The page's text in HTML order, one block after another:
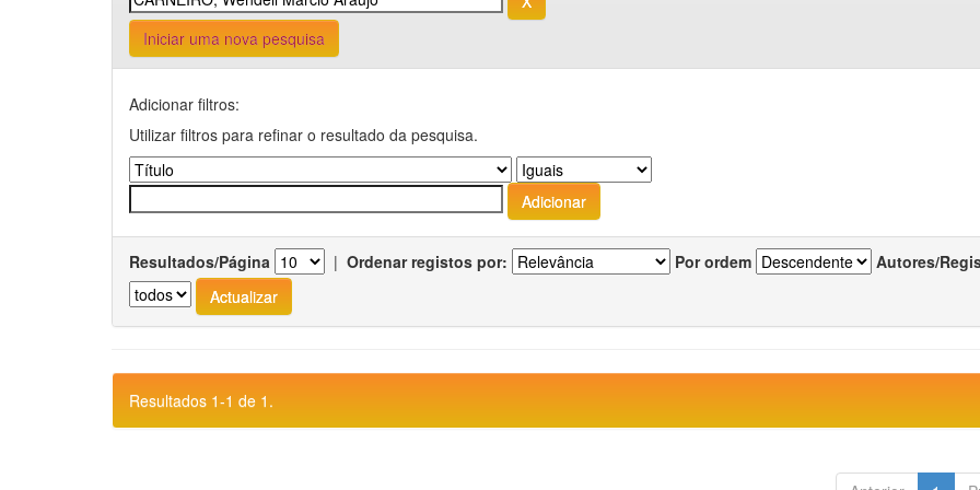
Iniciar uma nova pesquisa
Adicionar filtros:
Utilizar filtros para refinar o resultado da pesquisa.
Resultados/Página | Ordenar registos por: Por ordem Autores/
Resultados 1-1 de 1.